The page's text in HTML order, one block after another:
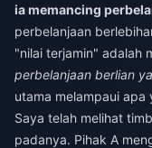
ia memancing
perbelanjaan
"nilai terjamin" adalah
perbelanjaan berlian
utama melampaui
Saya telah melihat
padanya. Pihak A